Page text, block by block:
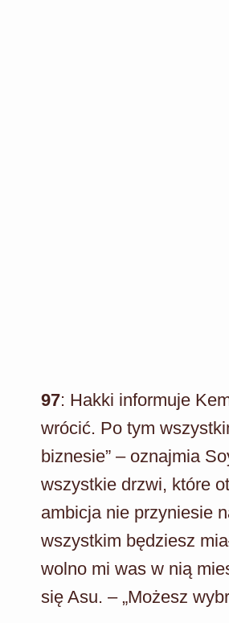
97: Hakki informuje
wrócić. Po tym
biznesie” – oznajmia
wszystkie drzwi, które
ambicja nie przyniesie
wszystkim będziesz
wolno mi was w nią
się Asu. – „Możesz